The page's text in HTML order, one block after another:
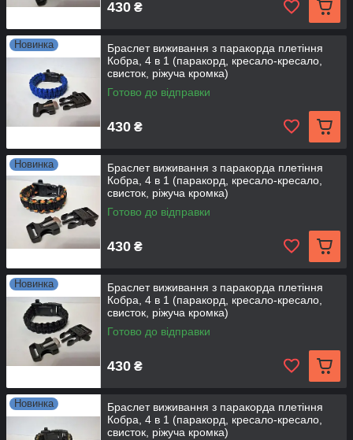
430 ₴
Новинка
Браслет виживання з паракорда плетіння
Кобра, 4 в 1 (паракорд, кресало-кресало,
свисток, ріжуча кромка)
Готово до відправки
430 ₴
Новинка
Браслет виживання з паракорда плетіння
Кобра, 4 в 1 (паракорд, кресало-кресало,
свисток, ріжуча кромка)
Готово до відправки
430 ₴
Новинка
Браслет виживання з паракорда плетіння
Кобра, 4 в 1 (паракорд, кресало-кресало,
свисток, ріжуча кромка)
Готово до відправки
430 ₴
Новинка
Браслет виживання з паракорда плетіння
Кобра, 4 в 1 (паракорд, кресало-кресало,
свисток, ріжуча кромка)